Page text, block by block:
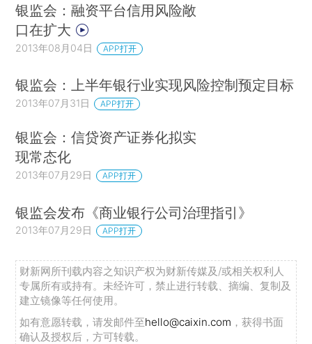
银监会：融资平台信用风险敞
口在扩大
2013年08月04日 APP打开
银监会：上半年银行业实现风险控制预定目标
2013年07月31日 APP打开
银监会：信贷资产证券化拟实
现常态化
2013年07月29日 APP打开
银监会发布《商业银行公司治理指引》
2013年07月29日 APP打开
财新网所刊载内容之知识产权为财新传媒及/或相关权利人
专属所有或持有。未经许可，禁止进行转载、摘编、复制及
建立镜像等任何使用。
如有意愿转载，请发邮件至hello@caixin.com ，获得书面
确认及授权后，方可转载。